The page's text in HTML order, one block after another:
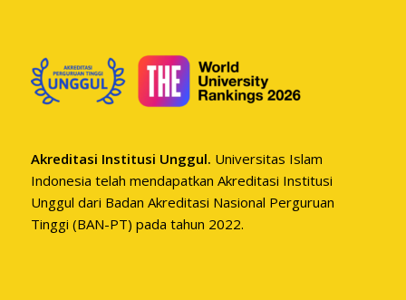
Akreditasi Institusi Unggul. Universitas Islam
Indonesia telah mendapatkan Akreditasi Institusi
Unggul dari Badan Akreditasi Nasional Perguruan
Tinggi (BAN-PT) pada tahun 2022.